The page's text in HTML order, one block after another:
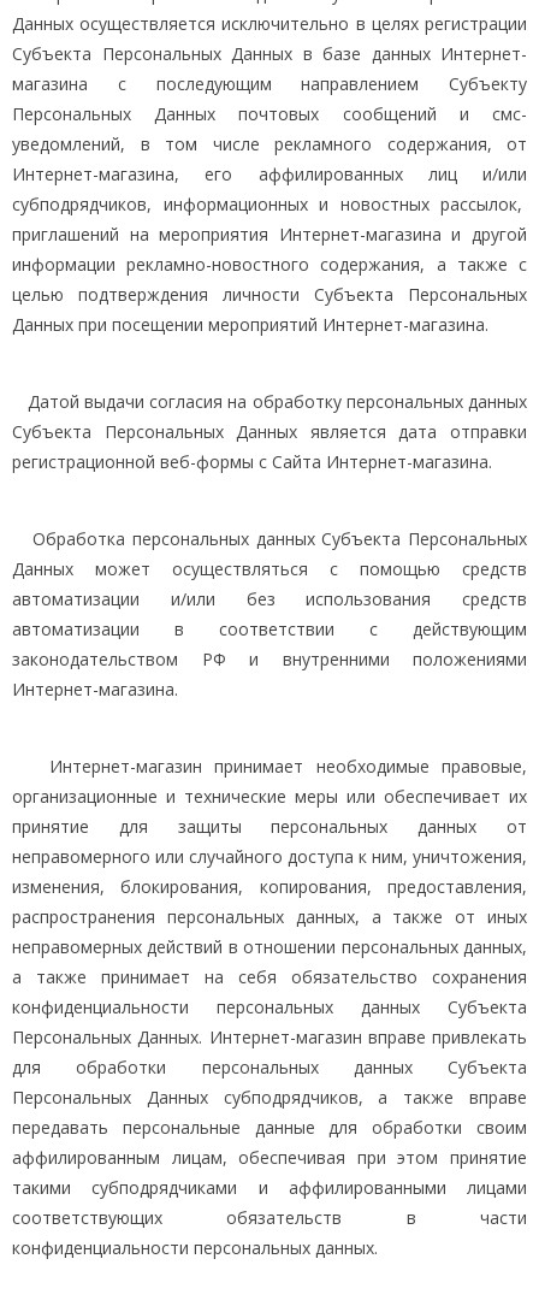
Данных осуществляется исключительно в целях регистрации
Субъекта Персональных Данных в базе данных Интернет-
магазина с последующим направлением Субъекту
Персональных Данных почтовых сообщений и смс-
уведомлений, в том числе рекламного содержания, от
Интернет-магазина, его аффилированных лиц и/или
субподрядчиков, информационных и новостных рассылок,
приглашений на мероприятия Интернет-магазина и другой
информации рекламно-новостного содержания, а также с
целью подтверждения личности Субъекта Персональных
Данных при посещении мероприятий Интернет-магазина.
Датой выдачи согласия на обработку персональных данных
Субъекта Персональных Данных является дата отправки
регистрационной веб-формы с Сайта Интернет-магазина.
Обработка персональных данных Субъекта Персональных
Данных может осуществляться с помощью средств
автоматизации и/или без использования средств
автоматизации в соответствии с действующим
законодательством РФ и внутренними положениями
Интернет-магазина.
Интернет-магазин принимает необходимые правовые,
организационные и технические меры или обеспечивает их
принятие для защиты персональных данных от
неправомерного или случайного доступа к ним, уничтожения,
изменения, блокирования, копирования, предоставления,
распространения персональных данных, а также от иных
неправомерных действий в отношении персональных данных,
а также принимает на себя обязательство сохранения
конфиденциальности персональных данных Субъекта
Персональных Данных. Интернет-магазин вправе привлекать
для обработки персональных данных Субъекта
Персональных Данных субподрядчиков, а также вправе
передавать персональные данные для обработки своим
аффилированным лицам, обеспечивая при этом принятие
такими субподрядчиками и аффилированными лицами
соответствующих обязательств в части
конфиденциальности персональных данных.